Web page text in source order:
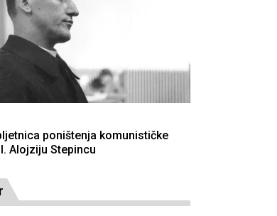
poništenja komunističke
Alojziju Stepincu